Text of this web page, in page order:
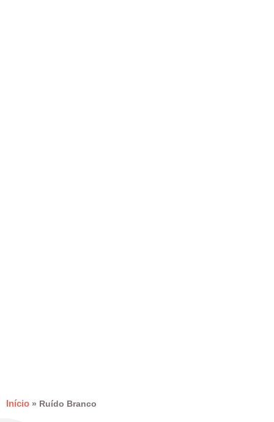
Início » Ruído Branco